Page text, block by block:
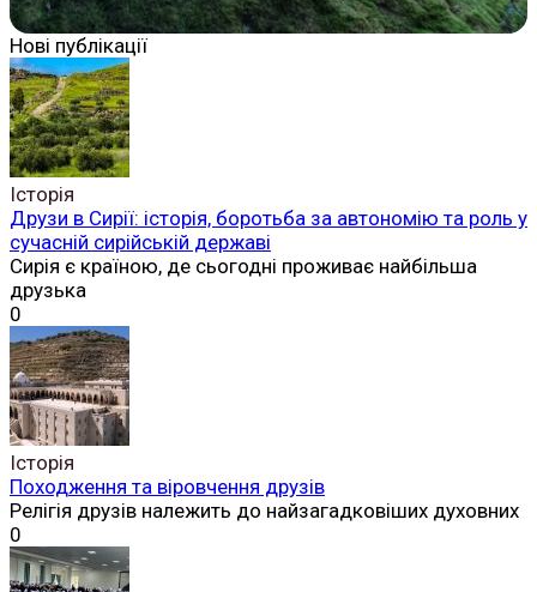
Нові публікації
Історія
Друзи в Сирії: історія, боротьба за автономію та роль у
сучасній сирійській державі
Сирія є країною, де сьогодні проживає найбільша
друзька
0
Історія
Походження та віровчення друзів
Релігія друзів належить до найзагадковіших духовних
0